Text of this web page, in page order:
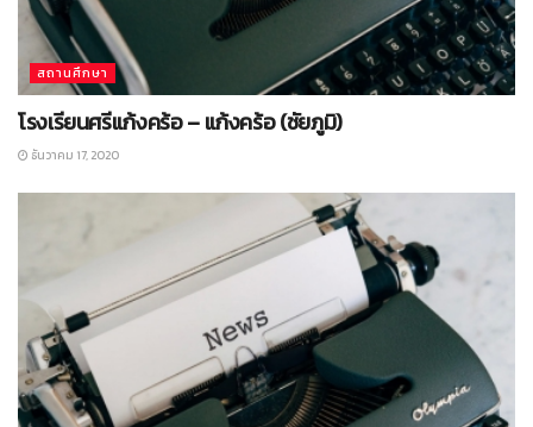
สถานศึกษา
โรงเรียนศรีแก้งคร้อ – แก้งคร้อ (ชัยภูมิ)
ธันวาคม 17, 2020